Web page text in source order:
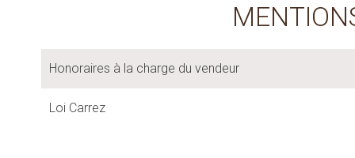
Honoraires à la charge du vendeur
Loi Carrez